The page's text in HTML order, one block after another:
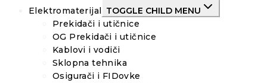
Elektromaterijal
TOGGLE CHILD MENU
Prekidači i utičnice
OG Prekidači i utičnice
Kablovi i vodiči
Sklopna tehnika
Osigurači i FIDovke